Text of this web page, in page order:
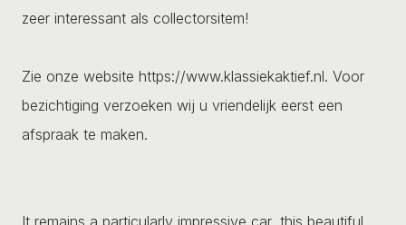
zeer interessant als collectorsitem!
Zie onze website https://www.klassiekaktief.nl. Voor
bezichtiging verzoeken wij u vriendelijk eerst een
afspraak te maken.
It remains a particularly impressive car, this beautiful